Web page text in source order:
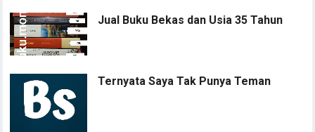
Jual Buku Bekas dan Usia 35 Tahun
Ternyata Saya Tak Punya Teman